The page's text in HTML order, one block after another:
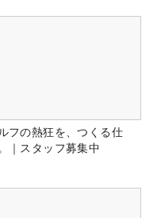
フの熱狂を、つくる仕
｜スタッフ募集中